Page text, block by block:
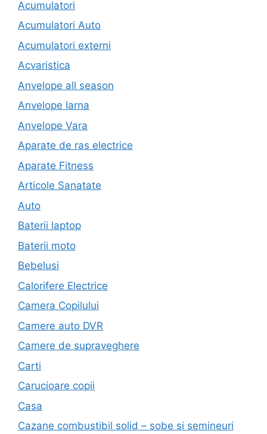
Acumulatori
Acumulatori Auto
Acumulatori externi
Acvaristica
Anvelope all season
Anvelope Iarna
Anvelope Vara
Aparate de ras electrice
Aparate Fitness
Articole Sanatate
Auto
Baterii laptop
Baterii moto
Bebelusi
Calorifere Electrice
Camera Copilului
Camere auto DVR
Camere de supraveghere
Carti
Carucioare copii
Casa
Cazane combustibil solid – sobe si semineuri